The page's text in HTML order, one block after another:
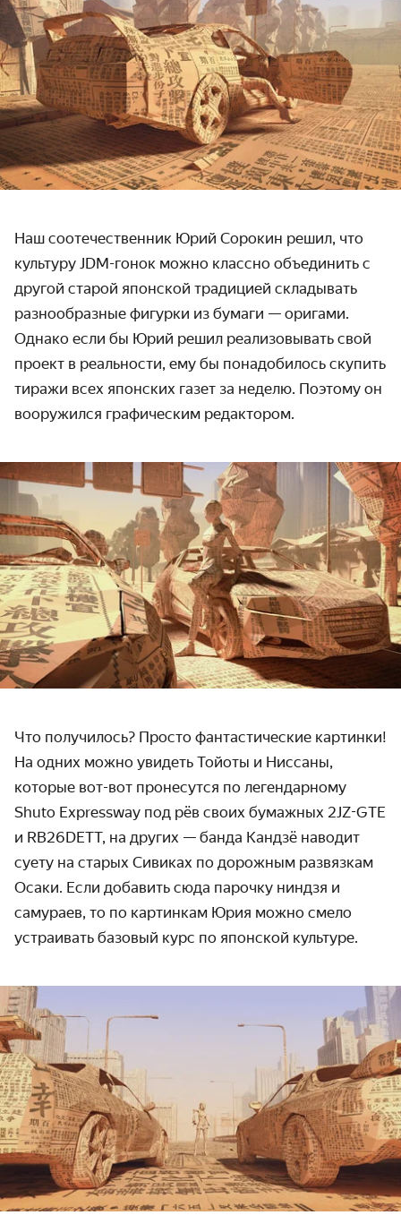
Наш соотечественник Юрий Сорокин решил, что
культуру JDM-гонок можно классно объединить с
другой старой японской традицией складывать
разно­образные фигурки из бумаги — оригами.
Однако если бы Юрий решил реализовывать свой
проект в реальности, ему бы понадобилось скупить
тиражи всех японских газет за неделю. Поэтому он
вооружился графическим редактором.
Что получилось? Просто фантастические картинки!
На одних можно увидеть Тойоты и Ниссаны,
которые вот-вот пронесутся по легендарному
Shuto Expressway под рёв своих бумажных 2JZ-GTE
и RB26DETT, на других — банда Кандзё наводит
суету на старых Сивиках по дорожным развязкам
Осаки. Если добавить сюда парочку ниндзя и
самураев, то по картинкам Юрия можно смело
устраивать базовый курс по японской культуре.